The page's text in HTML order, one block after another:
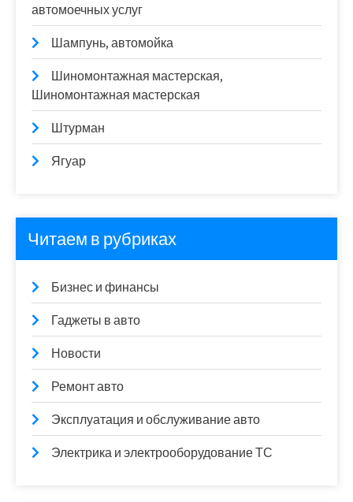
автомоечных услуг
Шампунь, автомойка
Шиномонтажная мастерская,
Шиномонтажная мастерская
Штурман
Ягуар
Читаем в рубриках
Бизнес и финансы
Гаджеты в авто
Новости
Ремонт авто
Эксплуатация и обслуживание авто
Электрика и электрооборудование ТС